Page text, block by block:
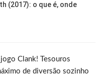
(2017): o que é, onde
Clank! Tesouros
de diversão sozinho